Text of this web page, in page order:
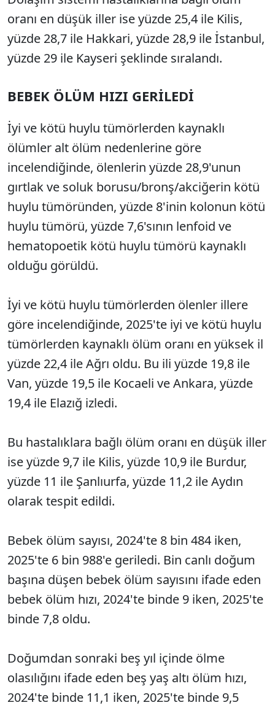
oranı en düşük iller ise yüzde 25,4 ile Kilis,
yüzde 28,7 ile Hakkari, yüzde 28,9 ile İstanbul,
yüzde 29 ile Kayseri şeklinde sıralandı.
BEBEK ÖLÜM HIZI GERİLEDİ
İyi ve kötü huylu tümörlerden kaynaklı
ölümler alt ölüm nedenlerine göre
incelendiğinde, ölenlerin yüzde 28,9'unun
gırtlak ve soluk borusu/bronş/akciğerin kötü
huylu tümöründen, yüzde 8'inin kolonun kötü
huylu tümörü, yüzde 7,6'sının lenfoid ve
hematopoetik kötü huylu tümörü kaynaklı
olduğu görüldü.
İyi ve kötü huylu tümörlerden ölenler illere
göre incelendiğinde, 2025'te iyi ve kötü huylu
tümörlerden kaynaklı ölüm oranı en yüksek il
yüzde 22,4 ile Ağrı oldu. Bu ili yüzde 19,8 ile
Van, yüzde 19,5 ile Kocaeli ve Ankara, yüzde
19,4 ile Elazığ izledi.
Bu hastalıklara bağlı ölüm oranı en düşük iller
ise yüzde 9,7 ile Kilis, yüzde 10,9 ile Burdur,
yüzde 11 ile Şanlıurfa, yüzde 11,2 ile Aydın
olarak tespit edildi.
Bebek ölüm sayısı, 2024'te 8 bin 484 iken,
2025'te 6 bin 988'e geriledi. Bin canlı doğum
başına düşen bebek ölüm sayısını ifade eden
bebek ölüm hızı, 2024'te binde 9 iken, 2025'te
binde 7,8 oldu.
Doğumdan sonraki beş yıl içinde ölme
olasılığını ifade eden beş yaş altı ölüm hızı,
2024'te binde 11,1 iken, 2025'te binde 9,5